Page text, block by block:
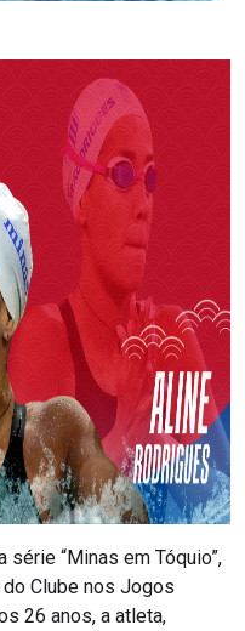
série “Minas em Tóquio”,
Clube nos Jogos
26 anos, a atleta,